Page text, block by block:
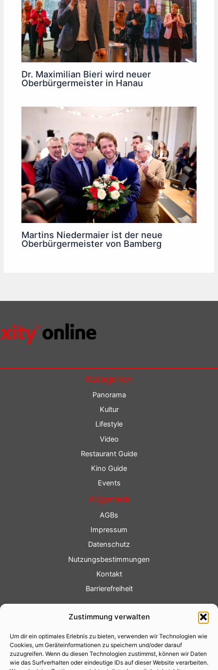
Zustimmung verwalten
Um dir ein optimales Erlebnis zu bieten, verwenden wir Technologien wie
Cookies, um Geräteinformationen zu speichern und/oder darauf
zuzugreifen. Wenn du diesen Technologien zustimmst, können wir Daten
wie das Surfverhalten oder eindeutige IDs auf dieser Website verarbeiten.
Dr. Maximilian Bieri wird neuer
Oberbürgermeister in Hanau
Martins Niedermaier ist der neue
Oberbürgermeister von Bamberg
Kategorien
Panorama
Kultur
Lifestyle
Video
Restaurant Guide
Kino Guide
Events
Allgemein
AGBs
Impressum
Datenschutz
Nutzungsbestimmungen
Kontakt
Barrierefreiheit
Fotoservice
Videoservice
Werbung